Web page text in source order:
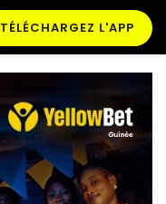
TÉLÉCHARGEZ L'APP